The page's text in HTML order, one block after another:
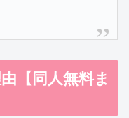
【同人無料ま